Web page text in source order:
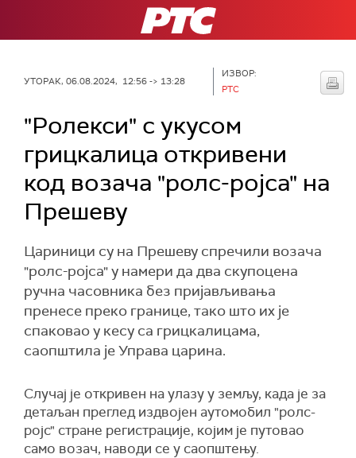
РТС
УТОРАК, 06.08.2024, 12:56 -> 13:28
ИЗВОР:
РТС
"Ролекси" с укусом
грицкалица откривени
код возача "ролс-ројса" на
Прешеву
Цариници су на Прешеву спречили возача
"ролс-ројса" у намери да два скупоцена
ручна часовника без пријављивања
пренесе преко границе, тако што их је
спаковао у кесу са грицкалицама,
саопштила је Управа царина.
Случај је откривен на улазу у земљу, када је за
детаљан преглед издвојен аутомобил "ролс-
ројс" стране регистрације, којим је путовао
само возач, наводи се у саопштењу.